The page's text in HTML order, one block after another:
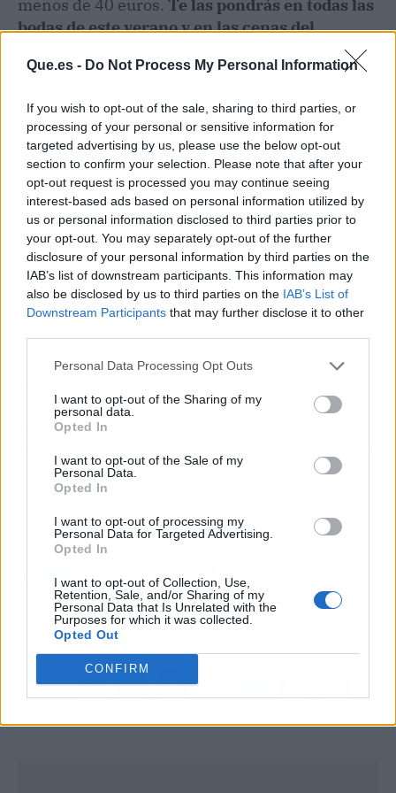
Que.es - Do Not Process My Personal Information
If you wish to opt-out of the sale, sharing to third parties, or
processing of your personal or sensitive information for
targeted advertising by us, please use the below opt-out
section to confirm your selection. Please note that after your
opt-out request is processed you may continue seeing
interest-based ads based on personal information utilized by
us or personal information disclosed to third parties prior to
your opt-out. You may separately opt-out of the further
disclosure of your personal information by third parties on the
IAB’s list of downstream participants. This information may
also be disclosed by us to third parties on the IAB’s List of
Downstream Participants that may further disclose it to other
Personal Data Processing Opt Outs
I want to opt-out of the Sharing of my
personal data.
Opted In
I want to opt-out of the Sale of my
Personal Data.
Opted In
I want to opt-out of processing my
Personal Data for Targeted Advertising.
Opted In
I want to opt-out of Collection, Use,
Retention, Sale, and/or Sharing of my
Personal Data that Is Unrelated with the
Purposes for which it was collected.
Opted Out
CONFIRM
menos de 40 euros. Te las pondrás en todas las
bodas de este verano y en las cenas del
catalana lanzó hace dos temporadas y que se
agotó en semanas. Ese aire francés de Comptoir
des Cotonniers que tanto nos gusta pero a
precio de bolsillo. Si dudas, te diré que los
chollos así duran poco en Mango: la talla 38 ya
empieza a escasear en la web.
No es solo una compra de temporada, es una
inversiónen comodidad y estilo con vistas a
largo plazo. Y eso, en moda, no se encuentra
todos los días.
Precio:39,99 € (precio habitual).
de Mango.Sección: sandalias de mujer,
colección verano 2026.
Artículo anterior
una declaración sobre
Kim Kardashian: 'Es
sobrehumana'
tras una larga